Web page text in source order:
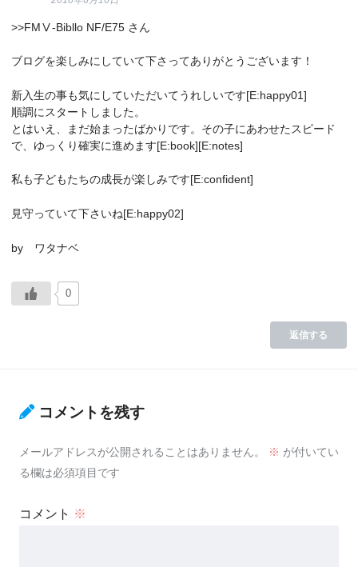
>>FMⅤ‐Bibllo NF/E75 さん
ブログを楽しみにしていて下さってありがとうございます！
新入生の事も気にしていただいてうれしいです[E:happy01]
順調にスタートしました。
とはいえ、まだ始まったばかりです。その子にあわせたスピード
で、ゆっくり確実に進めます[E:book][E:notes]
私も子どもたちの成長が楽しみです[E:confident]
見守っていて下さいね[E:happy02]
by ワタナベ
0
返信する
コメントを残す
メールアドレスが公開されることはありません。 ※ が付いてい
る欄は必須項目です
コメント ※